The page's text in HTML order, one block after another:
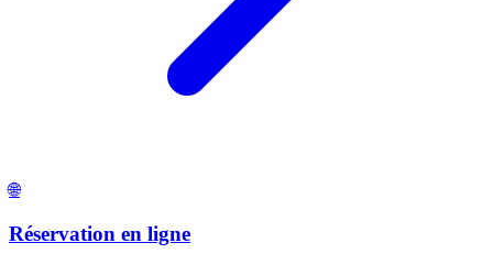
🌐
Réservation en ligne